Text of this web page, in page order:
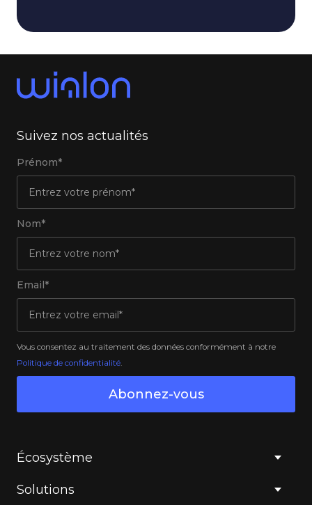
Suivez nos actualités
Prénom*
Nom*
Email*
Vous consentez au traitement des données conformément à notre
Politique de confidentialité.
Abonnez-vous
Écosystème
Solutions